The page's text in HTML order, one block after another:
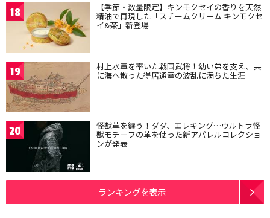
18 【季節・数量限定】キンモクセイの香りを天然
精油で再現した「スチームクリーム キンモクセ
イ&茶」新登場
19 村上水軍を率いた戦国武将！幼い弟を支え、共
に海へ散った得居通幸の波乱に満ちた生涯
20 怪獣革を纏う！ダダ、エレキング…ウルトラ怪
獣モチーフの革を使った新アパレルコレクショ
ンが発表
ランキングを表示